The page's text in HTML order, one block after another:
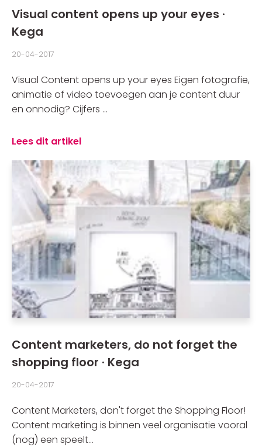
Visual content opens up your eyes ·
Kega
20-04-2017
Visual Content opens up your eyes Eigen fotografie,
animatie of video toevoegen aan je content duur
en onnodig? Cijfers ...
Lees dit artikel
Content marketers, do not forget the
shopping floor · Kega
20-04-2017
Content Marketers, don't forget the Shopping Floor!
Content marketing is binnen veel organisatie vooral
(nog) een speelt...